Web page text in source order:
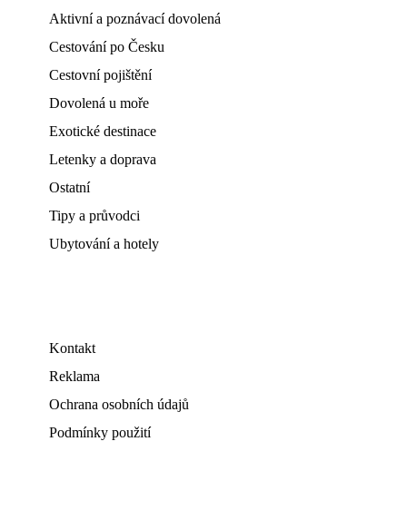
Aktivní a poznávací dovolená
Cestování po Česku
Cestovní pojištění
Dovolená u moře
Exotické destinace
Letenky a doprava
Ostatní
Tipy a průvodci
Ubytování a hotely
Kontakt
Reklama
Ochrana osobních údajů
Podmínky použití